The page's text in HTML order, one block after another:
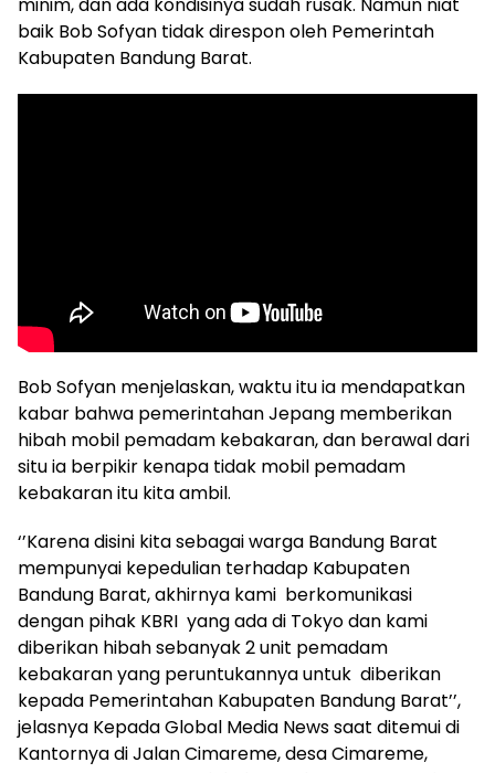
baik Bob Sofyan tidak direspon oleh Pemerintah
Kabupaten Bandung Barat.
Bob Sofyan menjelaskan, waktu itu ia mendapatkan
kabar bahwa pemerintahan Jepang memberikan
hibah mobil pemadam kebakaran, dan berawal dari
situ ia berpikir kenapa tidak mobil pemadam
kebakaran itu kita ambil.
‘’Karena disini kita sebagai warga Bandung Barat
mempunyai kepedulian terhadap Kabupaten
Bandung Barat, akhirnya kami berkomunikasi
dengan pihak KBRI yang ada di Tokyo dan kami
diberikan hibah sebanyak 2 unit pemadam
kebakaran yang peruntukannya untuk diberikan
kepada Pemerintahan Kabupaten Bandung Barat’’,
jelasnya Kepada Global Media News saat ditemui di
Kantornya di Jalan Cimareme, desa Cimareme,